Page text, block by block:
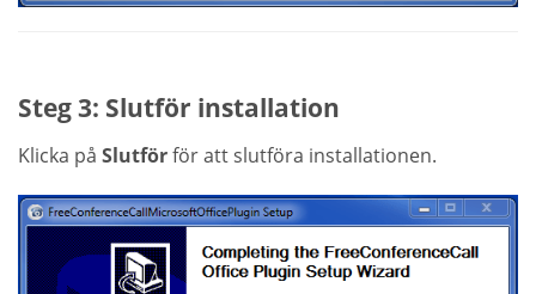
Steg 3: Slutför installation
Klicka på Slutförför att slutföra installationen.